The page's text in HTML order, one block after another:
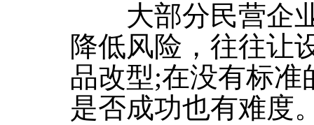
大部分民营企业
降低风险，往往让
品改型;在没有标
是否成功也有难度